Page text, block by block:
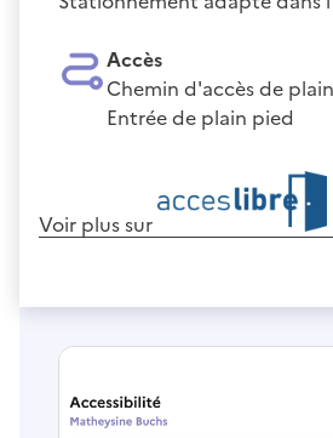
Accès
Chemin d'accès de
Entrée de plain pied
Voir plus sur